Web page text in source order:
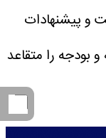
و پیشنهادات
بودجه را متقاعد